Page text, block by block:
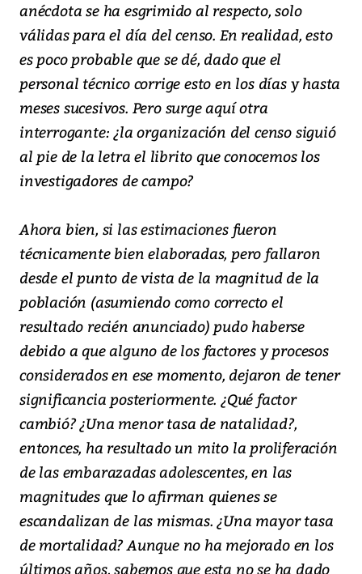
anécdota se ha esgrimido al respecto, solo
válidas para el día del censo. En realidad, esto
es poco probable que se dé, dado que el
personal técnico corrige esto en los días y hasta
meses sucesivos. Pero surge aquí otra
interrogante: ¿la organización del censo siguió
al pie de la letra el librito que conocemos los
investigadores de campo?
Ahora bien, si las estimaciones fueron
técnicamente bien elaboradas, pero fallaron
desde el punto de vista de la magnitud de la
población (asumiendo como correcto el
resultado recién anunciado) pudo haberse
debido a que alguno de los factores y procesos
considerados en ese momento, dejaron de tener
significancia posteriormente. ¿Qué factor
cambió? ¿Una menor tasa de natalidad?,
entonces, ha resultado un mito la proliferación
de las embarazadas adolescentes, en las
magnitudes que lo afirman quienes se
escandalizan de las mismas. ¿Una mayor tasa
de mortalidad? Aunque no ha mejorado en los
últimos años, sabemos que esta no se ha dado